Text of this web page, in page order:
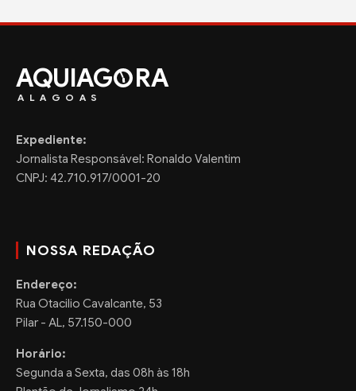
AQUIAG RA
ALAGOAS
Expediente:
Jornalista Responsável: Ronaldo Valentim
CNPJ: 42.710.917/0001-20
NOSSA REDAÇÃO
Endereço:
Rua Otacilio Cavalcante, 53
Pilar - AL, 57.150-000
Horário:
Segunda a Sexta, das 08h às 18h